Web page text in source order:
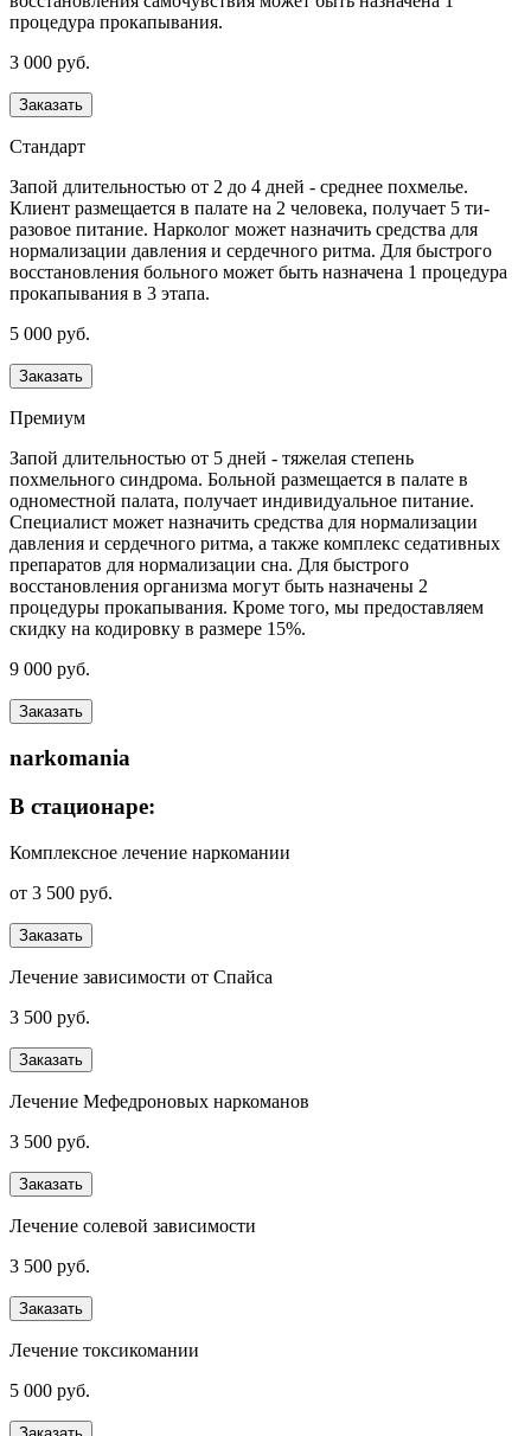
процедура прокапывания.
3 000 руб.
Заказать
Стандарт
Запой длительностью от 2 до 4 дней - среднее похмелье.
Клиент размещается в палате на 2 человека, получает 5 ти-
разовое питание. Нарколог может назначить средства для
нормализации давления и сердечного ритма. Для быстрого
восстановления больного может быть назначена 1 процедура
прокапывания в 3 этапа.
5 000 руб.
Заказать
Премиум
Запой длительностью от 5 дней - тяжелая степень
похмельного синдрома. Больной размещается в палате в
одноместной палата, получает индивидуальное питание.
Специалист может назначить средства для нормализации
давления и сердечного ритма, а также комплекс седативных
препаратов для нормализации сна. Для быстрого
восстановления организма могут быть назначены 2
процедуры прокапывания. Кроме того, мы предоставляем
скидку на кодировку в размере 15%.
9 000 руб.
Заказать
narkomania
В стационаре:
Комплексное лечение наркомании
от 3 500 руб.
Заказать
Лечение зависимости от Спайса
3 500 руб.
Заказать
Лечение Мефедроновых наркоманов
3 500 руб.
Заказать
Лечение солевой зависимости
3 500 руб.
Заказать
Лечение токсикомании
5 000 руб.